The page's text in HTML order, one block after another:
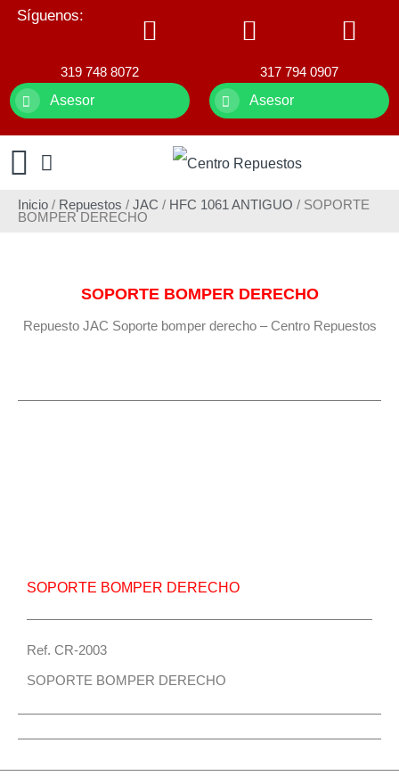
Síguenos:
319 748 8072
Asesor
317 794 0907
Asesor
Inicio / Repuestos / JAC / HFC 1061 ANTIGUO / SOPORTE
BOMPER DERECHO
SOPORTE BOMPER DERECHO
Repuesto JAC Soporte bomper derecho – Centro Repuestos
SOPORTE BOMPER DERECHO
Ref. CR-2003
SOPORTE BOMPER DERECHO